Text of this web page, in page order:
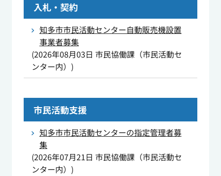
入札・契約
知多市市民活動センター自動販売機設置
事業者募集
(2026年08月03日 市民協働課（市民活動セ
ンター内） )
市民活動支援
知多市市民活動センターの指定管理者募
集
(2026年07月21日 市民協働課（市民活動セ
ンター内） )